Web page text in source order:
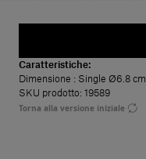
Caratteristiche:
Dimensione : Single Ø6.8 cm
SKU prodotto: 19589
Torna alla versione iniziale